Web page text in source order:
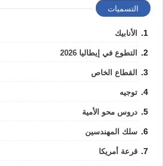
التسميات
الأنابيك
التطوع في إيطاليا 2026
القطاع الخاص
توجيه
دروس محو الأمية
سلك المهندسين
قرعة أمريكا